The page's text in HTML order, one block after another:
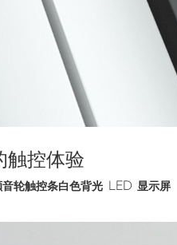
触控体验
轮触控条白色背光 LED 显示屏